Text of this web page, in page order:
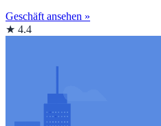
Geschäft ansehen »
★ 4.4